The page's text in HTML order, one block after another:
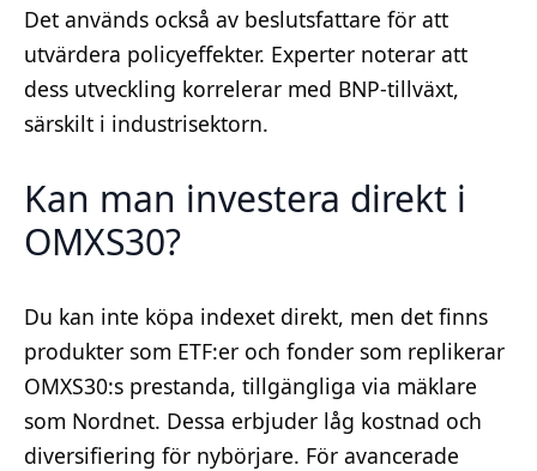
Det används också av beslutsfattare för att
utvärdera policyeffekter. Experter noterar att
dess utveckling korrelerar med BNP-tillväxt,
särskilt i industrisektorn.
Kan man investera direkt i
OMXS30?
Du kan inte köpa indexet direkt, men det finns
produkter som ETF:er och fonder som replikerar
OMXS30:s prestanda, tillgängliga via mäklare
som Nordnet. Dessa erbjuder låg kostnad och
diversifiering för nybörjare. För avancerade